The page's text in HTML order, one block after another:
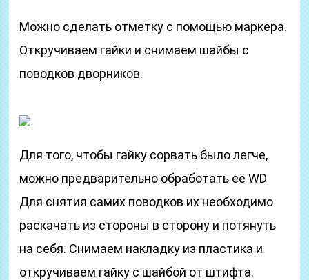
Можно сделать отметку с помощью маркера.
Откручиваем гайки и снимаем шайбы с
поводков дворников.
Для того, чтобы гайку сорвать было легче,
можно предварительно обработать её WD
Для снятия самих поводков их необходимо
раскачать из стороны в сторону и потянуть
на себя. Снимаем накладку из пластика и
откручиваем гайку с шайбой от штифта.